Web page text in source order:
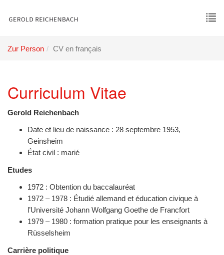
Zur Person CV en français
Curriculum Vitae
Gerold Reichenbach
Date et lieu de naissance : 28 septembre 1953,
Geinsheim
État civil : marié
Etudes
1972 : Obtention du baccalauréat
1972 – 1978 : Étudié allemand et éducation civique à
l’Université Johann Wolfgang Goethe de Francfort
1979 – 1980 : formation pratique pour les enseignants à
Rüsselsheim
Carrière politique